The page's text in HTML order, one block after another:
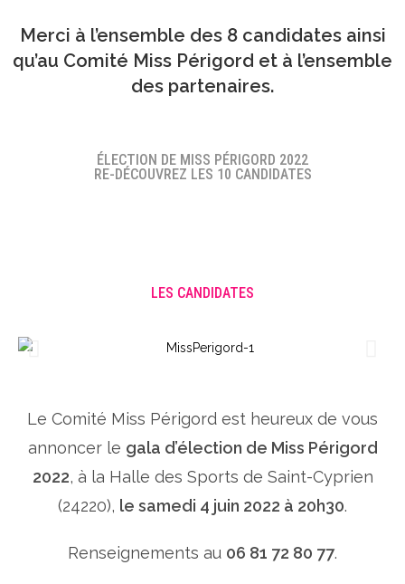
Merci à l’ensemble des 8 candidates ainsi
qu’au Comité Miss Périgord et à l’ensemble
des partenaires.
ÉLECTION DE MISS PÉRIGORD 2022
RE-DÉCOUVREZ LES 10 CANDIDATES
LES CANDIDATES
Le Comité Miss Périgord est heureux de vous
annoncer le gala d’élection de Miss Périgord
2022, à la Halle des Sports de Saint-Cyprien
(24220), le samedi 4 juin 2022 à 20h30.
Renseignements au 06 81 72 80 77.